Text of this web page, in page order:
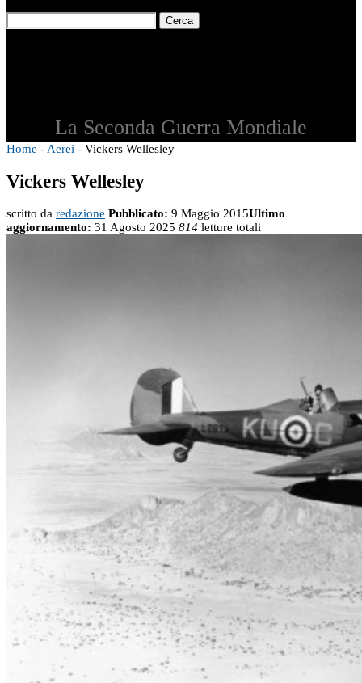
Cerca
La Seconda Guerra Mondiale
Home - Aerei - Vickers Wellesley
Vickers Wellesley
scritto da redazione Pubblicato: 9 Maggio 2015Ultimo
aggiornamento: 31 Agosto 2025 814 letture totali